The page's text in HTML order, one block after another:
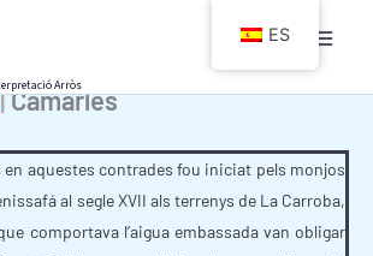
Arròs
Camarles
en aquestes contrades fou iniciat pels monjos
al segle XVII als terrenys de La Carroba,
comportava l’aigua embassada van obligar
ES